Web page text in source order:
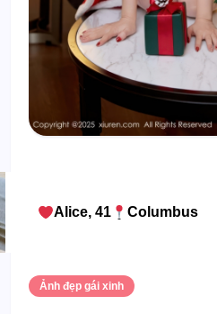
Alice, 41 Columbus
Ảnh đẹp gái xinh